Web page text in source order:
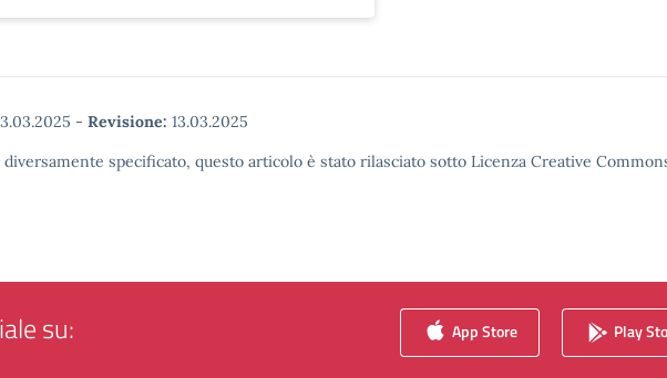
- Revisione: 13.03.2025
diversamente specificato, questo articolo è stato rilasciato sotto Licenza Creative
su: App Store Play